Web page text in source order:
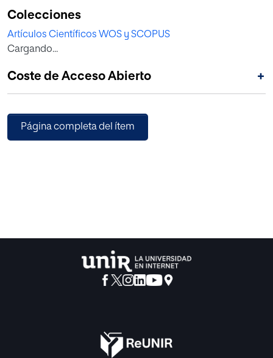
Colecciones
Artículos Científicos WOS y SCOPUS
Cargando...
Coste de Acceso Abierto +
Página completa del ítem